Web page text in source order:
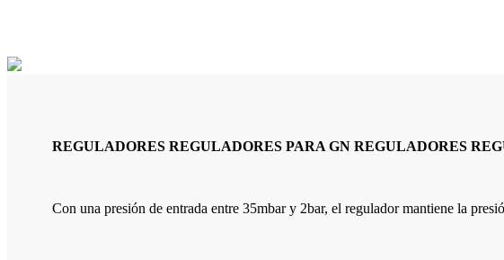
REGULADORES REGULADORES PARA GN REGULADORES
Con una presión de entrada entre 35mbar y 2bar, el regulador mantiene la